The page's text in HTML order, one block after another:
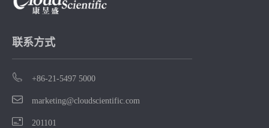
联系方式
+86-21-5497 5000
marketing@cloudscientific.com
201101